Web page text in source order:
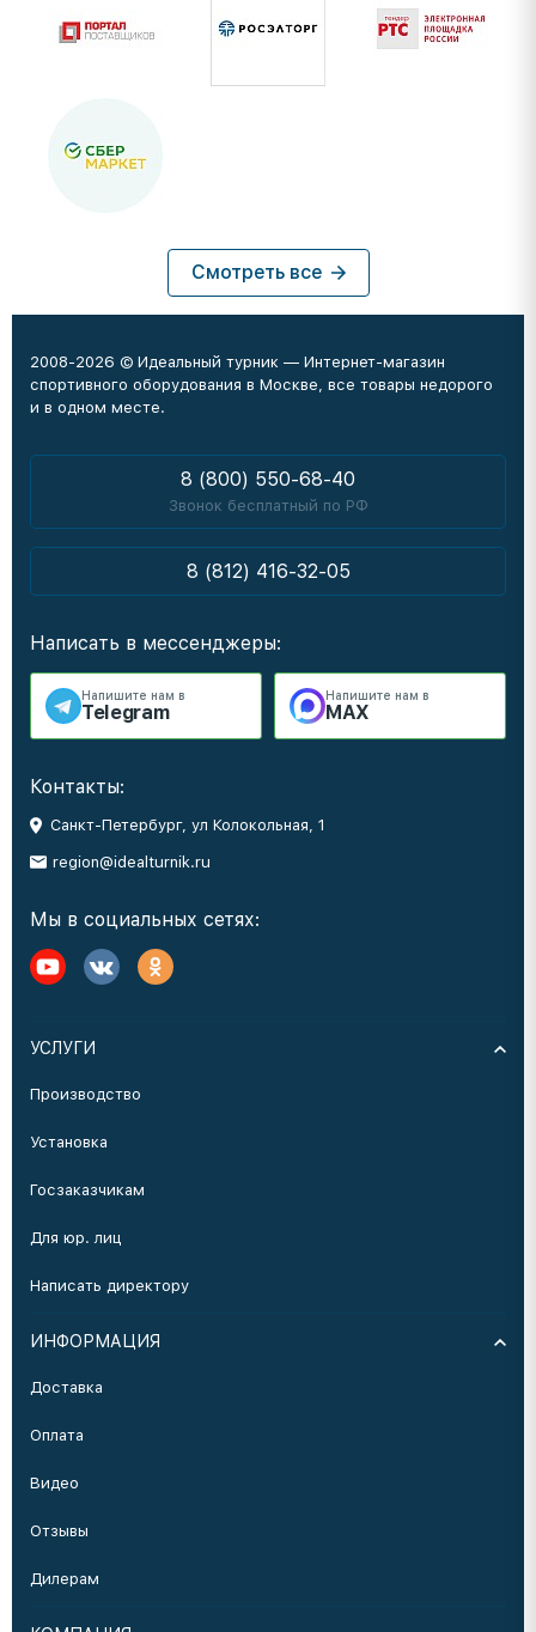
Смотреть все
2008-2026 © Идеальный турник — Интернет-магазин
спортивного оборудования в Москве, все товары недорого
и в одном месте.
8 (800) 550-68-40
Звонок бесплатный по РФ
8 (812) 416-32-05
Написать в мессенджеры:
Напишите нам в
Telegram
Напишите нам в
MAX
Контакты:
Санкт-Петербург, ул Колокольная, 1
region@idealturnik.ru
Мы в социальных сетях:
УСЛУГИ
Производство
Установка
Госзаказчикам
Для юр. лиц
Написать директору
ИНФОРМАЦИЯ
Доставка
Оплата
Видео
Отзывы
Дилерам